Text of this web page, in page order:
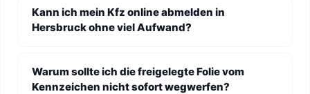
Kann ich mein Kfz online abmelden in
Hersbruck ohne viel Aufwand?
Warum sollte ich die freigelegte Folie vom
Kennzeichen nicht sofort wegwerfen?